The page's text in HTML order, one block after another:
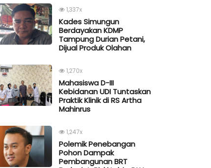
1,337x
Kades Simungun
Berdayakan KDMP
Tampung Durian Petani,
Dijual Produk Olahan
1,270x
Mahasiswa D-III
Kebidanan UDI Tuntaskan
Praktik Klinik di RS Artha
Mahinrus
1,247x
Polemik Penebangan
Pohon Dampak
Pembangunan BRT